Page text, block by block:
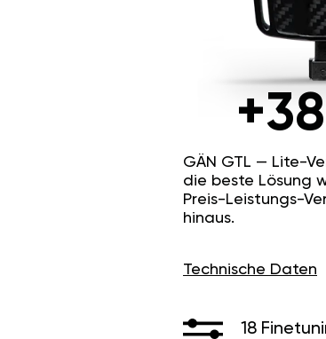
+38
GÄN GTL — Lite-
die beste Lösung
Preis-Leistungs-
hinaus.
Technische Daten
18